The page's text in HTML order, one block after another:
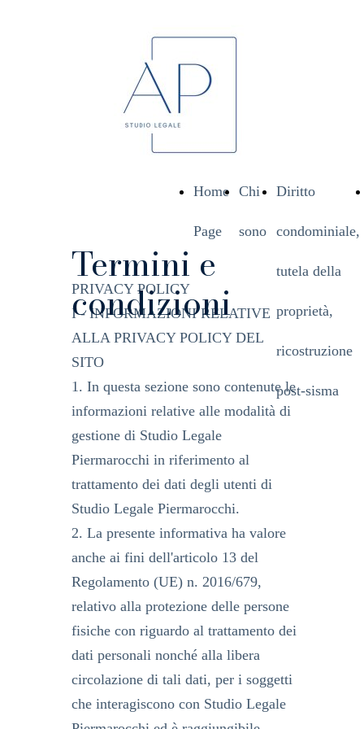
Home
Page
Chi
sono
Diritto
condominiale,
tutela della
proprietà,
ricostruzione
post-sisma
Termini e
condizioni
PRIVACY POLICY
I - INFORMAZIONI RELATIVE
ALLA PRIVACY POLICY DEL
SITO
1. In questa sezione sono contenute le
informazioni relative alle modalità di
gestione di Studio Legale
Piermarocchi in riferimento al
trattamento dei dati degli utenti di
Studio Legale Piermarocchi.
2. La presente informativa ha valore
anche ai fini dell'articolo 13 del
Regolamento (UE) n. 2016/679,
relativo alla protezione delle persone
fisiche con riguardo al trattamento dei
dati personali nonché alla libera
circolazione di tali dati, per i soggetti
che interagiscono con Studio Legale